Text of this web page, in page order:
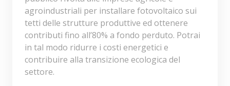
agroindustriali per installare fotovoltaico sui
tetti delle strutture produttive ed ottenere
contributi fino all’80% a fondo perduto. Potrai
in tal modo ridurre i costi energetici e
contribuire alla transizione ecologica del
settore.